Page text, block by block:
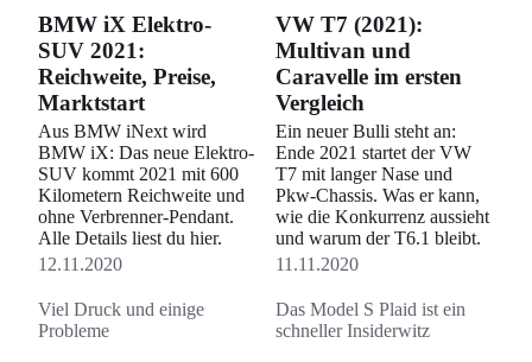
BMW iX Elektro-
SUV 2021:
Reichweite, Preise,
Marktstart
Aus BMW iNext wird
BMW iX: Das neue Elektro-
SUV kommt 2021 mit 600
Kilometern Reichweite und
ohne Verbrenner-Pendant.
Alle Details liest du hier.
12.11.2020
VW T7 (2021):
Multivan und
Caravelle im ersten
Vergleich
Ein neuer Bulli steht an:
Ende 2021 startet der VW
T7 mit langer Nase und
Pkw-Chassis. Was er kann,
wie die Konkurrenz aussieht
und warum der T6.1 bleibt.
11.11.2020
Viel Druck und einige
Probleme
Das Model S Plaid ist ein
schneller Insiderwitz